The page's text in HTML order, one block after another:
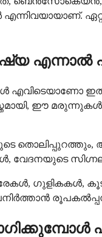
എന്നാൽ
എവിടെയാണോ
ഈ
വേദനയുടെ
ഗുളികകൾ,